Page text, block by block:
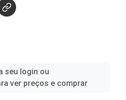
seu login ou
ver preços e comprar